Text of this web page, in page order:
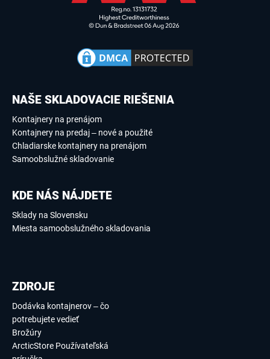
NAŠE SKLADOVACIE RIEŠENIA
Kontajnery na prenájom
Kontajnery na predaj – nové a použité
Chladiarske kontajnery na prenájom
Samoobslužné skladovanie
KDE NÁS NÁJDETE
Sklady na Slovensku
Miesta samoobslužného skladovania
ZDROJE
Dodávka kontajnerov – čo
potrebujete vedieť
Brožúry
ArcticStore Používateľská